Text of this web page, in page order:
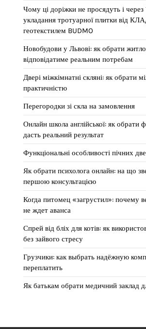
Чому ці доріжки не просядуть і через
укладання тротуарної плитки від
геотекстилем BUDMO
Новобудови у Львові: як обрати
відповідатиме реальним потребам
Двері міжкімнатні скляні: як обрати
практичністю
Перегородки зі скла на замовлення
Онлайн школа англійської: як обрати
дасть реальний результат
Функціональні особливості пічних
Як обрати психолога онлайн: на що
першою консультацією
Когда питомец «загрустил»: почему
не ждет аванса
Спрей від бліх для котів: як
без зайвого стресу
Грузчики: как выбрать надёжную
переплатить
Як батькам обрати медичний заклад